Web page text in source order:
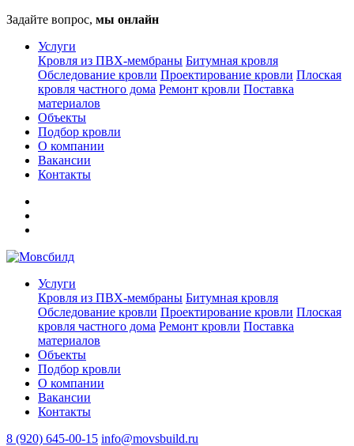
Задайте вопрос, мы онлайн
Услуги
Кровля из ПВХ-мембраны Битумная кровля
Обследование кровли Проектирование кровли Плоская
кровля частного дома Ремонт кровли Поставка
материалов
Объекты
Подбор кровли
О компании
Вакансии
Контакты
Услуги
Кровля из ПВХ-мембраны Битумная кровля
Обследование кровли Проектирование кровли Плоская
кровля частного дома Ремонт кровли Поставка
материалов
Объекты
Подбор кровли
О компании
Вакансии
Контакты
8 (920) 645-00-15 info@movsbuild.ru